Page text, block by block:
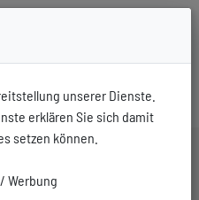
Login
unserer Dienste.
erklären Sie sich damit
setzen können.
Werbung